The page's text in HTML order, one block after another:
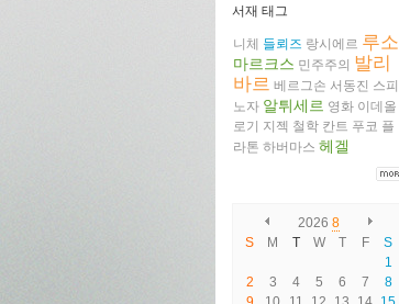
서재 태그
니체 들뢰즈 랑시에르 루소
마르크스 민주주의 발리
바르 베르그손 서동진 스피
노자 알튀세르 영화 이데올
로기
지젝 철학 칸트 푸코 플
라톤 하버마스 헤겔
2026 8
S
M T W T F
S
1
2
3 4 5 6 7
8